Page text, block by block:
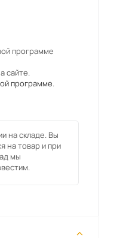
программе
сайте.
программе.
на складе. Вы
на товар и при
мы